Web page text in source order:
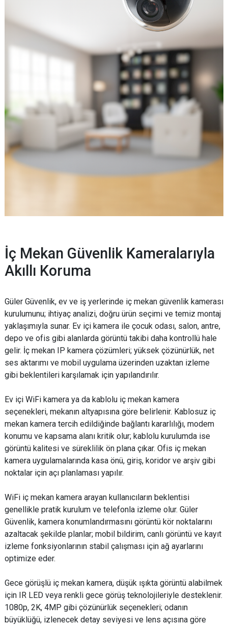
İç Mekan Güvenlik Kameralarıyla
Akıllı Koruma
Güler Güvenlik, ev ve iş yerlerinde iç mekan güvenlik kamerası
kurulumunu; ihtiyaç analizi, doğru ürün seçimi ve temiz montaj
yaklaşımıyla sunar. Ev içi kamera ile çocuk odası, salon, antre,
depo ve ofis gibi alanlarda görüntü takibi daha kontrollü hale
gelir. İç mekan IP kamera çözümleri; yüksek çözünürlük, net
ses aktarımı ve mobil uygulama üzerinden uzaktan izleme
gibi beklentileri karşılamak için yapılandırılır.
Ev içi WiFi kamera ya da kablolu iç mekan kamera
seçenekleri, mekanın altyapısına göre belirlenir. Kablosuz iç
mekan kamera tercih edildiğinde bağlantı kararlılığı, modem
konumu ve kapsama alanı kritik olur; kablolu kurulumda ise
görüntü kalitesi ve süreklilik ön plana çıkar. Ofis iç mekan
kamera uygulamalarında kasa önü, giriş, koridor ve arşiv gibi
noktalar için açı planlaması yapılır.
WiFi iç mekan kamera arayan kullanıcıların beklentisi
genellikle pratik kurulum ve telefonla izleme olur. Güler
Güvenlik, kamera konumlandırmasını görüntü kör noktalarını
azaltacak şekilde planlar; mobil bildirim, canlı görüntü ve kayıt
izleme fonksiyonlarının stabil çalışması için ağ ayarlarını
optimize eder.
Gece görüşlü iç mekan kamera, düşük ışıkta görüntü alabilmek
için IR LED veya renkli gece görüş teknolojileriyle desteklenir.
1080p, 2K, 4MP gibi çözünürlük seçenekleri; odanın
büyüklüğü, izlenecek detay seviyesi ve lens açısına göre